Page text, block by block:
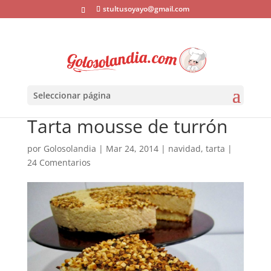
stultusoyayo@gmail.com
Seleccionar página
Tarta mousse de turrón
por Golosolandia | Mar 24, 2014| navidad, tarta |
24 Comentarios